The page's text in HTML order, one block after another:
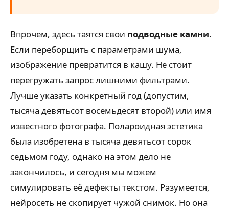
Впрочем, здесь таятся свои подводные камни.
Если переборщить с параметрами шума,
изображение превратится в кашу. Не стоит
перегружать запрос лишними фильтрами.
Лучше указать конкретный год (допустим,
тысяча девятьсот восемьдесят второй) или имя
известного фотографа. Полароидная эстетика
была изобретена в тысяча девятьсот сорок
седьмом году, однако на этом дело не
закончилось, и сегодня мы можем
симулировать её дефекты текстом. Разумеется,
нейросеть не скопирует чужой снимок. Но она